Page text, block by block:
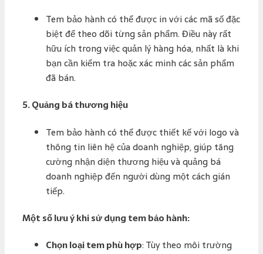
Tem bảo hành có thể được in với các mã số đặc
biệt để theo dõi từng sản phẩm. Điều này rất
hữu ích trong việc quản lý hàng hóa, nhất là khi
bạn cần kiểm tra hoặc xác minh các sản phẩm
đã bán.
5.Quảng bá thương hiệu
Tem bảo hành có thể được thiết kế với logo và
thông tin liên hệ của doanh nghiệp, giúp tăng
cường nhận diện thương hiệu và quảng bá
doanh nghiệp đến người dùng một cách gián
tiếp.
Một số lưu ý khi sử dụng tem bảo hành:
Chọn loại tem phù hợp: Tùy theo môi trường